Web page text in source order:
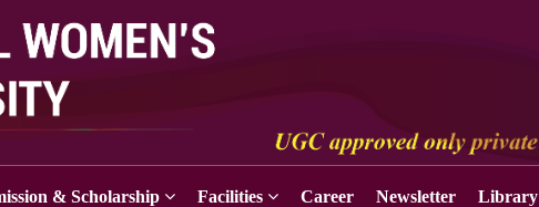
& Scholarship Facilities Career Newsletter Library